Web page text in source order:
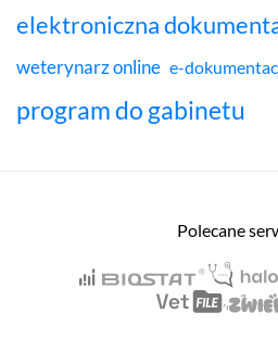
elektroniczna
weterynarz online e-
program do gabinetu
Polecane